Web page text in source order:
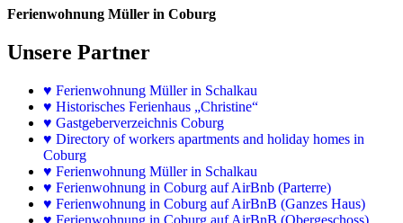
Ferienwohnung Müller in Coburg
Unsere Partner
♥ Ferienwohnung Müller in Schalkau
♥ Historisches Ferienhaus „Christine“
♥ Gastgeberverzeichnis Coburg
♥ Directory of workers apartments and holiday homes in
Coburg
♥ Ferienwohnung Müller in Schalkau
♥ Ferienwohnung in Coburg auf AirBnb (Parterre)
♥ Ferienwohnung in Coburg auf AirBnB (Ganzes Haus)
♥ Ferienwohnung in Coburg auf AirBnB (Obergeschoss)